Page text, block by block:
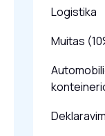
Logistika
Muitas